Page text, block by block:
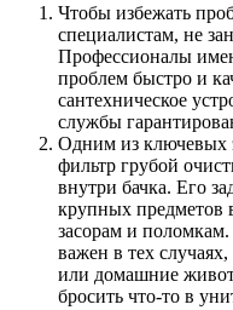
Чтобы избежать
специалистам, не
Профессионалы
проблем быстро и
сантехническое
службы
Одним из ключевых
фильтр грубой
внутри бачка. Его
крупных предметов
засорам и
важен в тех
или домашние
бросить что-то в